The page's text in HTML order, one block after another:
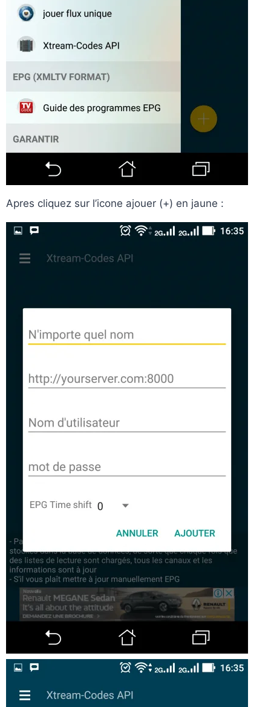
Apres cliquez sur l’icone ajouer (+) en jaune :